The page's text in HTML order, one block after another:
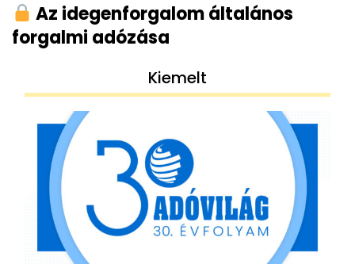
Az idegenforgalom általános
forgalmi adózása
Kiemelt